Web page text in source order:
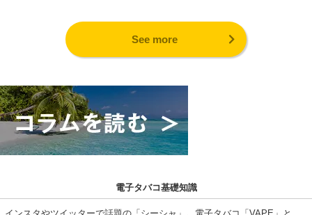
See more
電子タバコ基礎知識